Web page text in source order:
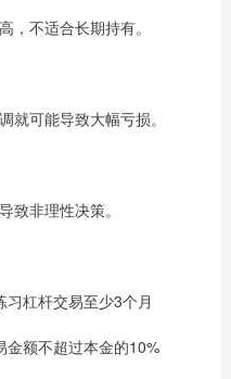
，不适合长期持有。
就可能导致大幅亏损。
致非理性决策。
杠杆交易至少3个月
金额不超过本金的10%